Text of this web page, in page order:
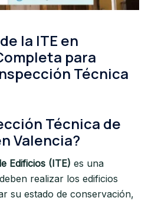
la ITE en
para
Técnica
Técnica de
Valencia?
Edificios (ITE) es una
realizar los edificios
su estado de conservación,